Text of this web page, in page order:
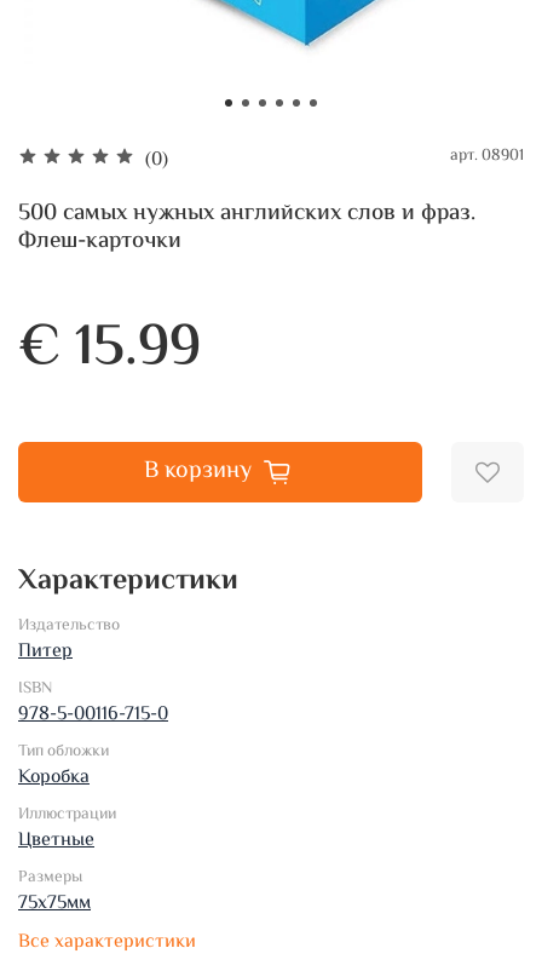
(0) арт.08901
500 самых нужных английских слов и фраз.
Флеш-карточки
€ 15.99
В корзину
Характеристики
Издательство
Питер
ISBN
978-5-00116-715-0
Тип обложки
Коробка
Иллюстрации
Цветные
Размеры
75х75мм
Все характеристики